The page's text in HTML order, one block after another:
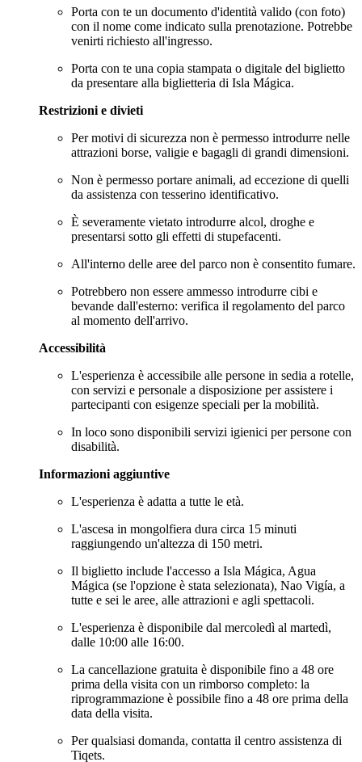
Porta con te un documento d'identità valido (con foto)
con il nome come indicato sulla prenotazione. Potrebbe
venirti richiesto all'ingresso.
Porta con te una copia stampata o digitale del biglietto
da presentare alla biglietteria di Isla Mágica.
Restrizioni e divieti
Per motivi di sicurezza non è permesso introdurre nelle
attrazioni borse, valigie e bagagli di grandi dimensioni.
Non è permesso portare animali, ad eccezione di quelli
da assistenza con tesserino identificativo.
È severamente vietato introdurre alcol, droghe e
presentarsi sotto gli effetti di stupefacenti.
All'interno delle aree del parco non è consentito fumare.
Potrebbero non essere ammesso introdurre cibi e
bevande dall'esterno: verifica il regolamento del parco
al momento dell'arrivo.
Accessibilità
L'esperienza è accessibile alle persone in sedia a rotelle,
con servizi e personale a disposizione per assistere i
partecipanti con esigenze speciali per la mobilità.
In loco sono disponibili servizi igienici per persone con
disabilità.
Informazioni aggiuntive
L'esperienza è adatta a tutte le età.
L'ascesa in mongolfiera dura circa 15 minuti
raggiungendo un'altezza di 150 metri.
Il biglietto include l'accesso a Isla Mágica, Agua
Mágica (se l'opzione è stata selezionata), Nao Vigía, a
tutte e sei le aree, alle attrazioni e agli spettacoli.
L'esperienza è disponibile dal mercoledì al martedì,
dalle 10:00 alle 16:00.
La cancellazione gratuita è disponibile fino a 48 ore
prima della visita con un rimborso completo: la
riprogrammazione è possibile fino a 48 ore prima della
data della visita.
Per qualsiasi domanda, contatta il centro assistenza di
Tiqets.